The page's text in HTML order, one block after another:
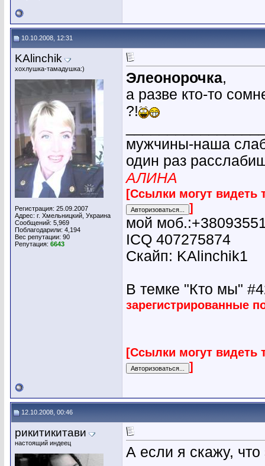
10.10.2008, 12:31
KAlinchik
хохлушка-тамадушка:)
Регистрация: 25.09.2007
Адрес: г. Хмельницкий, Украина
Сообщений: 5,969
Поблагодарили: 4,194
Вес репутации: 90
Репутация: 6643
Элеонорочка,
а разве кто-то
?!
мужчины-наша
один раз
АЛИНА
[Ссылки могут видеть
]
мой
ICQ 407275874
Скайп: KAlinchik1
В темке "Кто мы"
зарегистрированные
[Ссылки могут видеть
]
12.10.2008, 00:46
рикитикитави
настоящий индеец
А если я скажу, что